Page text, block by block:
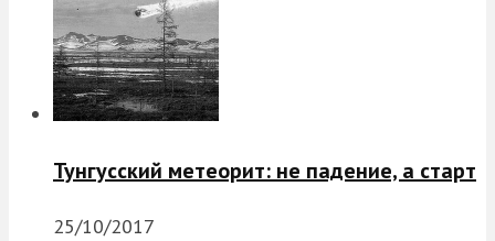
Тунгусский метеорит: не падение, а старт
25/10/2017